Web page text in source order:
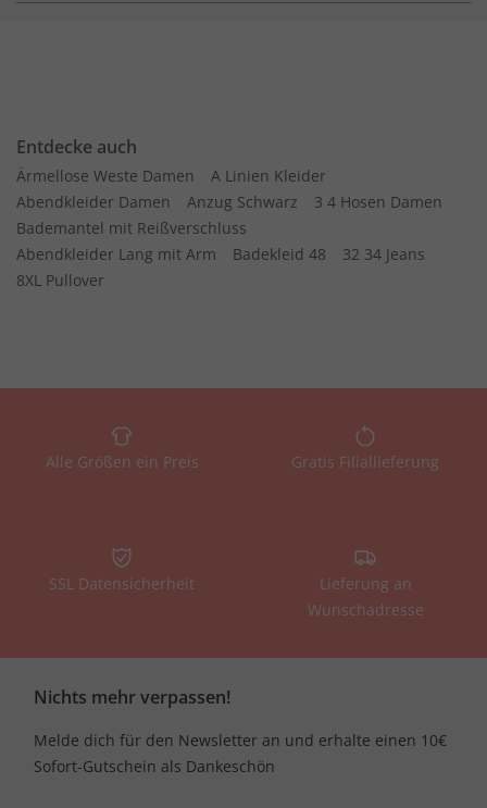
Entdecke auch
Ärmellose Weste Damen
A Linien Kleider
Abendkleider Damen
Anzug Schwarz
3 4 Hosen Damen
Bademantel mit Reißverschluss
Abendkleider Lang mit Arm
Badekleid 48
32 34 Jeans
8XL Pullover
Alle Größen ein Preis Gratis Filiallieferung
SSL Datensicherheit
Lieferung an
Wunschadresse
Nichts mehr verpassen!
Melde dich für den Newsletter an und erhalte einen 10€
Sofort-Gutschein als Dankeschön